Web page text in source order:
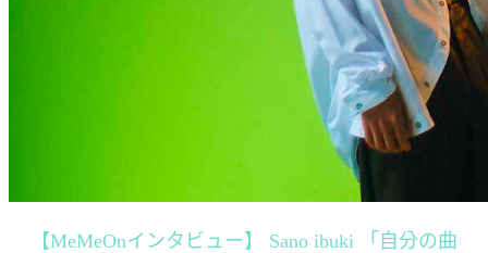
【MeMeOnインタビュー】 Sano ibuki 「自分の曲